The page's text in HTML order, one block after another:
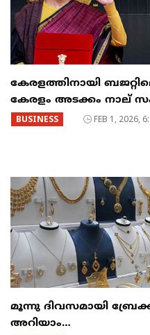
കേരളത്തിനായി
കേരളം അടക്കം നാല്
BUSINESS FEB 1, 2026,
മൂന്നു ദിവസമായി
അറിയാം…